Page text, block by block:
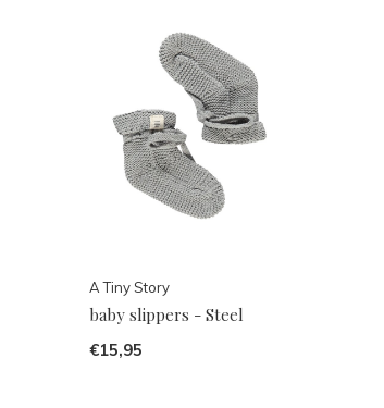
A Tiny Story
baby slippers - Steel
€15,95